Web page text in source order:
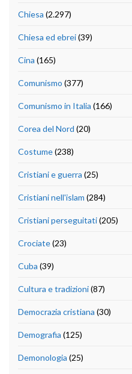
Chiesa (2.297)
Chiesa ed ebrei(39)
Cina (165)
Comunismo (377)
Comunismo in Italia (166)
Corea del Nord (20)
Costume(238)
Cristiani e guerra (25)
Cristiani nell'islam (284)
Cristiani perseguitati(205)
Crociate(23)
Cuba (39)
Cultura e tradizioni(87)
Democrazia cristiana (30)
Demografia (125)
Demonologia (25)